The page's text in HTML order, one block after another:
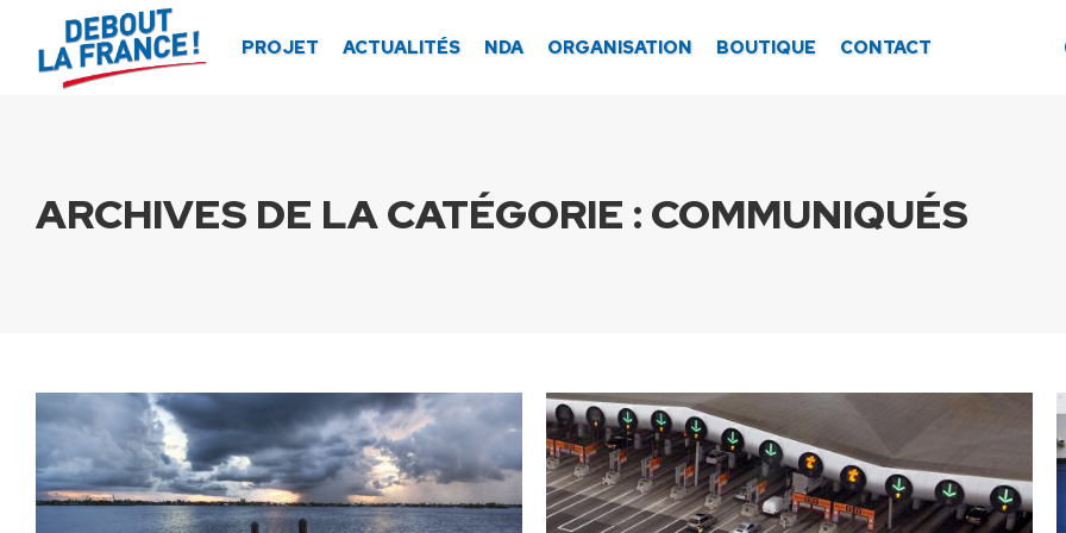
PROJET ACTUALITÉS NDA ORGANISATION BOUTIQUE CONTACT
ARCHIVES DE LA CATÉGORIE : COMMUNIQUÉS
Panneau de gestion des cookies